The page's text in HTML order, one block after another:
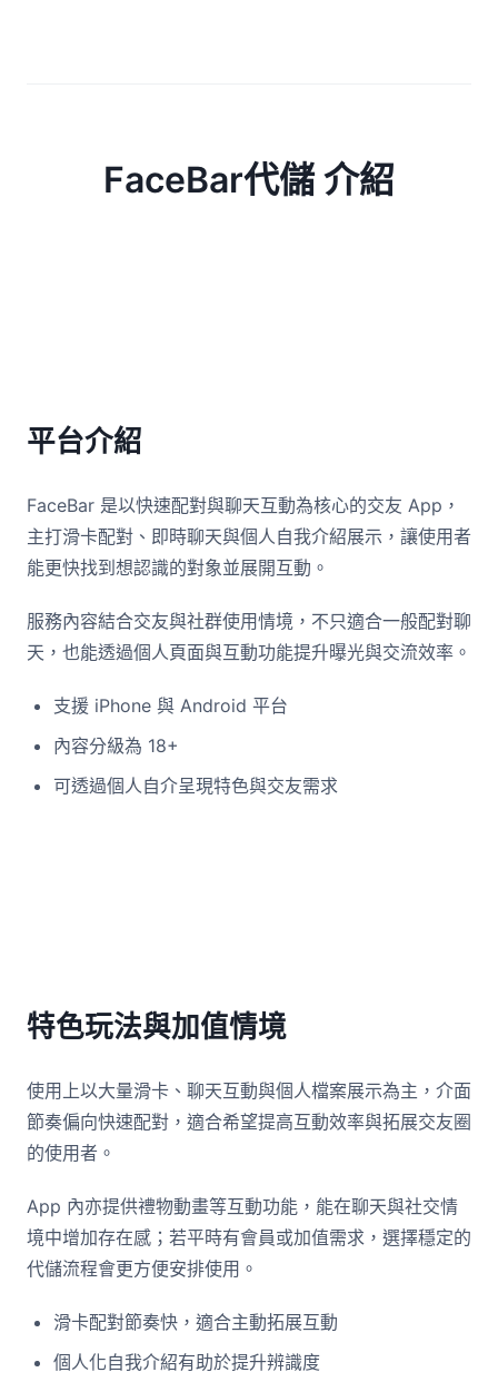
FaceBar代儲 介紹
平台介紹
FaceBar 是以快速配對與聊天互動為核心的交友 App，
主打滑卡配對、即時聊天與個人自我介紹展示，讓使用者
能更快找到想認識的對象並展開互動。
服務內容結合交友與社群使用情境，不只適合一般配對聊
天，也能透過個人頁面與互動功能提升曝光與交流效率。
支援 iPhone 與 Android 平台
內容分級為 18+
可透過個人自介呈現特色與交友需求
特色玩法與加值情境
使用上以大量滑卡、聊天互動與個人檔案展示為主，介面
節奏偏向快速配對，適合希望提高互動效率與拓展交友圈
的使用者。
App 內亦提供禮物動畫等互動功能，能在聊天與社交情
境中增加存在感；若平時有會員或加值需求，選擇穩定的
代儲流程會更方便安排使用。
滑卡配對節奏快，適合主動拓展互動
個人化自我介紹有助於提升辨識度